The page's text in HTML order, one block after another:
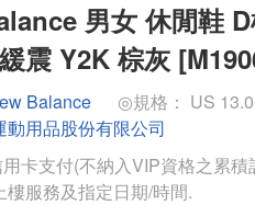
男女 休閒鞋
震 Y2K 棕灰
Balance ◎規格： US
動用品股份有限公司
卡支付(不納入VIP資格之累
樓服務及指定日期/時間.